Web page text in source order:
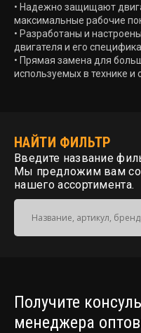
• Надежно защищают
максимальные рабочие
• Разработаны и
двигателя и его
• Прямая замена для
используемых в технике и
НАЙТИ ФИЛЬТР
Введите название
Мы предложим вам
нашего ассортимента.
Получите
менеджера